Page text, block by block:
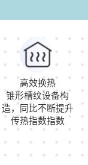
高效换热
锥形槽纹设备构
造，同比不断提升
传热指数指数